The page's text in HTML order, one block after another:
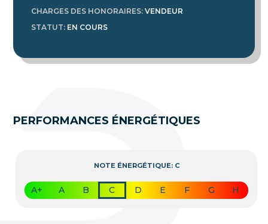
CHARGES DES HONORAIRES:VENDEUR
STATUT: EN COURS
PERFORMANCES ÉNERGÉTIQUES
NOTE ÉNERGÉTIQUE: C
A+ A B C D E F G H